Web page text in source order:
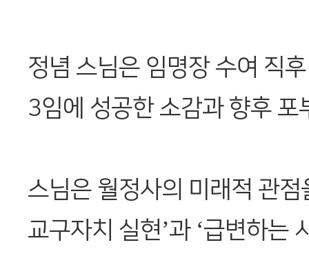
정념 스님은 임명장 수여 직
3임에 성공한 소감과 향후 포
스님은 월정사의 미래적 관점
교구자치 실현’과 ‘급변하는